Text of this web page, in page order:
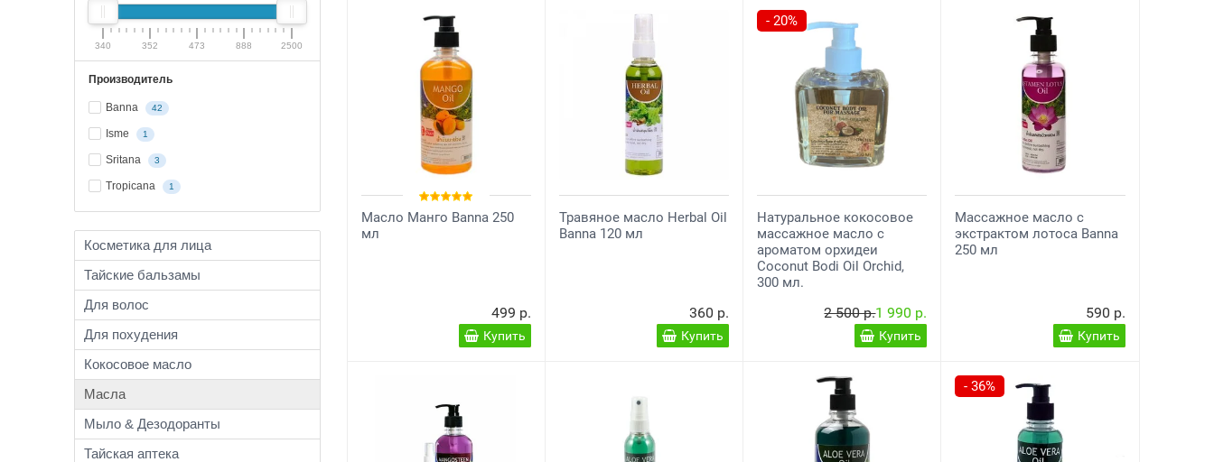
340 352 473 888 2500
Производитель
Banna 42
Isme 1
Sritana 3
Tropicana 1
Косметика для лица
Тайские бальзамы
Для волос
Для похудения
Кокосовое масло
Масла
Мыло & Дезодоранты
Тайская аптека
Масло Манго Banna 250
мл
499 р.
Купить
Травяное масло Herbal Oil
Banna 120 мл
360 р.
Купить
- 20%
Натуральное кокосовое
массажное масло с
ароматом орхидеи
Coconut Bodi Oil Orchid,
300 мл.
2 500 р.1 990 р.
Купить
Массажное масло с
экстрактом лотоса Banna
250 мл
590 р.
Купить
- 36%